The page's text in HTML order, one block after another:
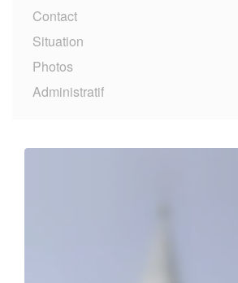
Contact
Situation
Photos
Administratif